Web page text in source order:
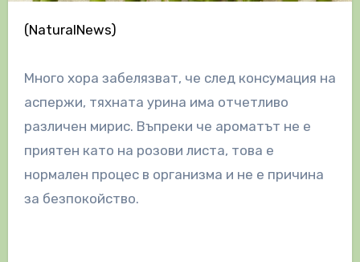
(NaturalNews)
Много хора забелязват, че след консумация на
аспержи, тяхната урина има отчетливо
различен мирис. Въпреки че ароматът не е
приятен като на розови листа, това е
нормален процес в организма и не е причина
за безпокойство.